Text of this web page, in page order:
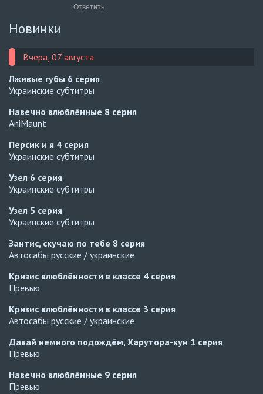
Ответить
Новинки
Вчера, 07 августа
Лживые губы 6 серия
Украинские субтитры
Навечно влюблённые 8 серия
AniMaunt
Персик и я 4 серия
Украинские субтитры
Узел 6 серия
Украинские субтитры
Узел 5 серия
Украинские субтитры
Зантис, скучаю по тебе 8 серия
Автосабы русские / украинские
Кризис влюблённости в классе 4 серия
Превью
Кризис влюблённости в классе 3 серия
Автосабы русские / украинские
Давай немного подождём, Харутора-кун 1 серия
Превью
Навечно влюблённые 9 серия
Превью